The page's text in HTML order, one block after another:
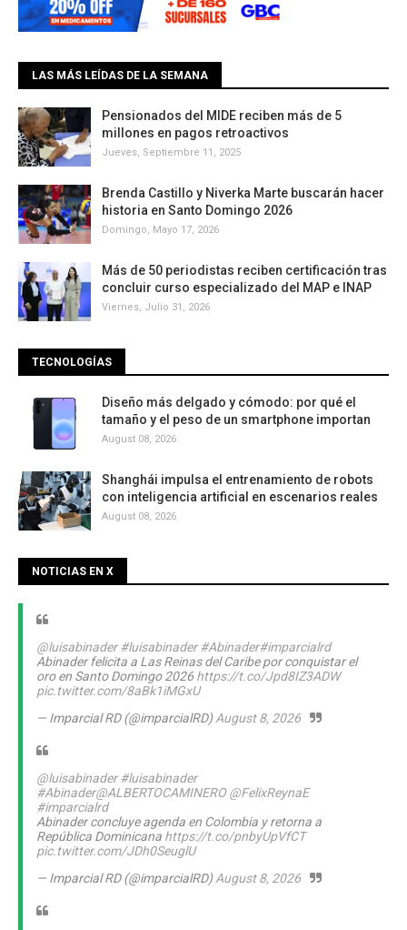
LAS MÁS LEÍDAS DE LA SEMANA
Pensionados del MIDE reciben más de 5
millones en pagos retroactivos
Jueves, Septiembre 11, 2025
Brenda Castillo y Niverka Marte buscarán hacer
historia en Santo Domingo 2026
Domingo, Mayo 17, 2026
Más de 50 periodistas reciben certificación tras
concluir curso especializado del MAP e INAP
Viernes, Julio 31, 2026
TECNOLOGÍAS
Diseño más delgado y cómodo: por qué el
tamaño y el peso de un smartphone importan
August 08, 2026
Shanghái impulsa el entrenamiento de robots
con inteligencia artificial en escenarios reales
August 08, 2026
NOTICIAS EN X
@luisabinader #luisabinader #Abinader#imparcialrd
Abinader felicita a Las Reinas del Caribe por conquistar el
oro en Santo Domingo 2026 https://t.co/Jpd8IZ3ADW
pic.twitter.com/8aBk1iMGxU
— Imparcial RD (@imparcialRD)August 8, 2026
@luisabinader #luisabinader
#Abinader@ALBERTOCAMINERO @FelixReynaE
#imparcialrd
Abinader concluye agenda en Colombia y retorna a
República Dominicana https://t.co/pnbyUpVfCT
pic.twitter.com/JDh0SeuglU
— Imparcial RD (@imparcialRD)August 8, 2026